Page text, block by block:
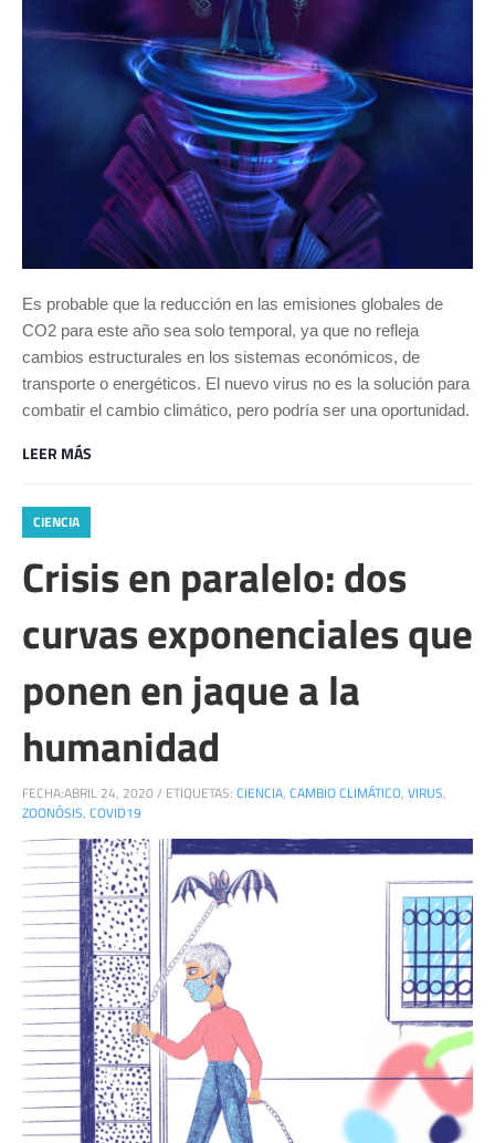
Es probable que la reducción en las emisiones globales de
CO2 para este año sea solo temporal, ya que no refleja
cambios estructurales en los sistemas económicos, de
transporte o energéticos. El nuevo virus no es la solución para
combatir el cambio climático, pero podría ser una oportunidad.
LEER MÁS
CIENCIA
Crisis en paralelo: dos
curvas exponenciales que
ponen en jaque a la
humanidad
FECHA:ABRIL 24, 2020 / ETIQUETAS: CIENCIA, CAMBIO CLIMÁTICO, VIRUS,
ZOONÓSIS, COVID19